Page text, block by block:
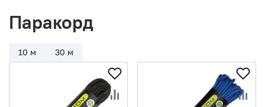
Паракорд
10 м 30 м